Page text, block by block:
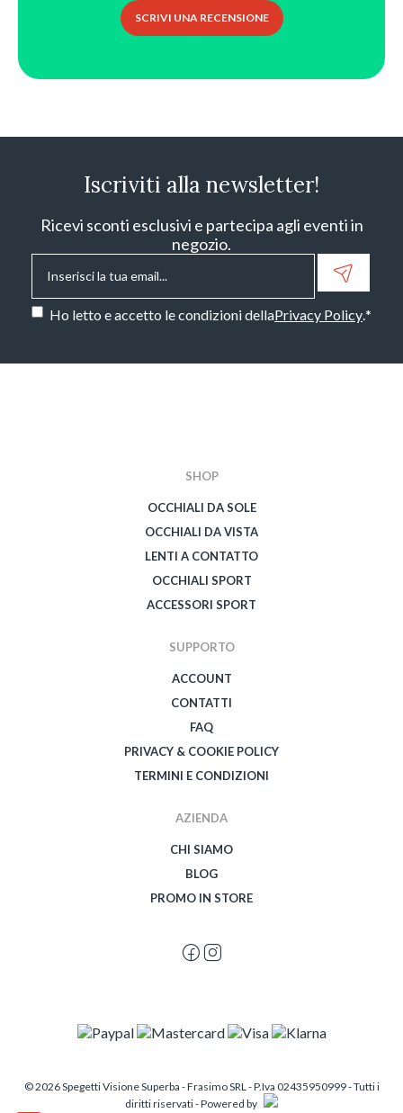
SCRIVI UNA RECENSIONE
Iscriviti alla newsletter!
Ricevi sconti esclusivi e partecipa agli eventi in
negozio.
Email*
Consenso*
Ho letto e accetto le condizioni dellaPrivacy Policy.*
SHOP
OCCHIALI DA SOLE
OCCHIALI DA VISTA
LENTI A CONTATTO
OCCHIALI SPORT
ACCESSORI SPORT
SUPPORTO
ACCOUNT
CONTATTI
FAQ
PRIVACY & COOKIE POLICY
TERMINI E CONDIZIONI
AZIENDA
CHI SIAMO
BLOG
PROMO IN STORE
© 2026 Spegetti Visione Superba - Frasimo SRL - P.Iva 02435950999 - Tutti i
diritti riservati - Powered by